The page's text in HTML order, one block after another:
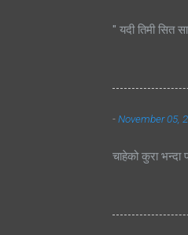
" यदी तिमी सित
-November 05,
चाहेको कुरा